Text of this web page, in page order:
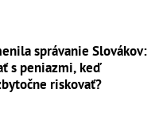
správanie Slovákov:
s peniazmi, keď
riskovať?